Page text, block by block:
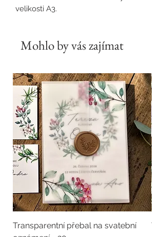
velikosti A3.
Mohlo by vás zajímat
Transparentní přebal na svatební